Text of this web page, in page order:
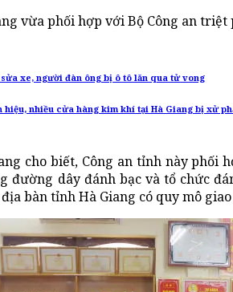
vừa phối hợp với Bộ Công an
xe, người đàn ông bị ô tô lăn qua tử vong
hiệu, nhiều cửa hàng kim khí tại Hà Giang bị xử
cho biết, Công an tỉnh này phối
đường dây đánh bạc và tổ chức
bàn tỉnh Hà Giang có quy mô